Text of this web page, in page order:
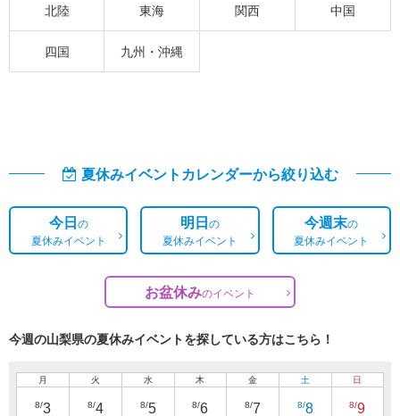
北陸 東海 関西 中国
四国 九州・沖縄
夏休みイベントカレンダーから絞り込む
今日の
夏休みイベント
明日の
夏休みイベント
今週末の
夏休みイベント
お盆休みのイベント
今週の山梨県の夏休みイベントを探している方はこちら！
月
8/3
火
8/4
水
8/5
木
8/6
金
8/7
土
8/8
日
8/9